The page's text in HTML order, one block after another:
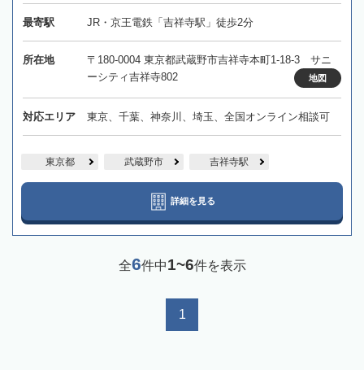
最寄駅 JR・京王電鉄「吉祥寺駅」徒歩2分
所在地
〒180-0004 東京都武蔵野市吉祥寺本町1-18-3 サニ
ーシティ吉祥寺802
地図
対応エリア 東京、千葉、神奈川、埼玉、全国オンライン相談可
東京都 武蔵野市 吉祥寺駅
詳細を見る
全6件中1~6件を表示
1